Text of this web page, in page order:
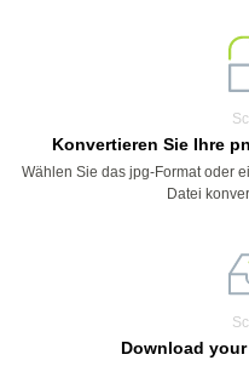
Konvertieren Sie Ihre
Wählen Sie das jpg-Format oder
Datei
Download